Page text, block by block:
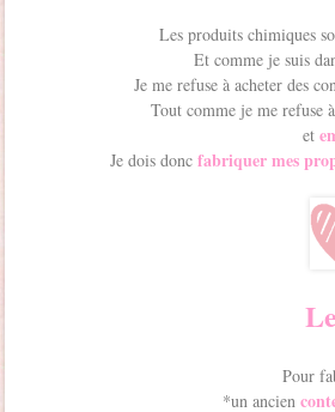
Les produits chimiques
Et comme je suis
Je me refuse à acheter des
Tout comme je me refuse
et
Je dois donc fabriquer mes
Pour
*un ancien